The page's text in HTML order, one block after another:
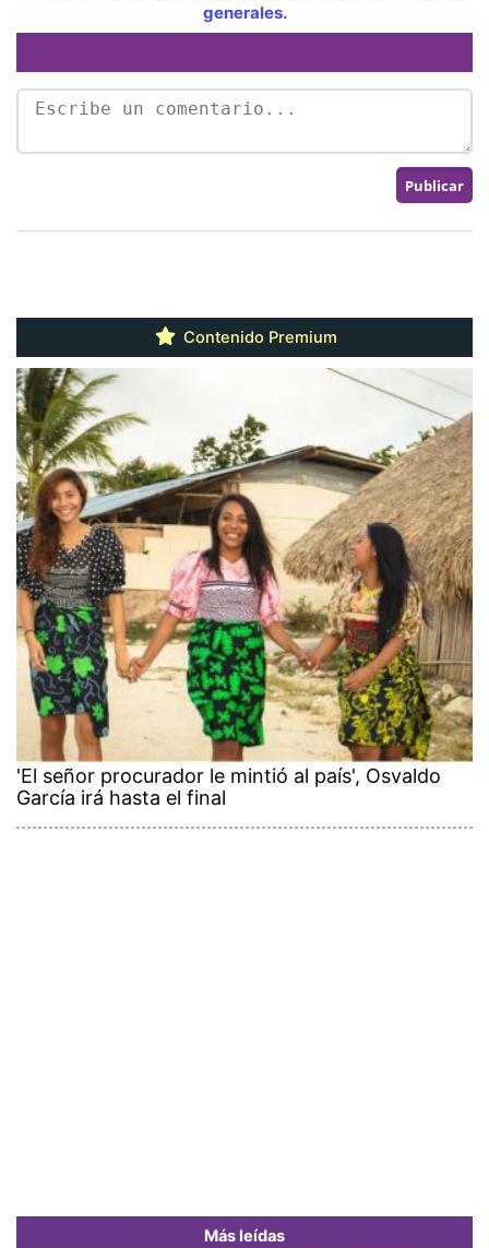
generales.
Contenido Premium
'El señor procurador le mintió al país', Osvaldo
García irá hasta el final
Más leídas